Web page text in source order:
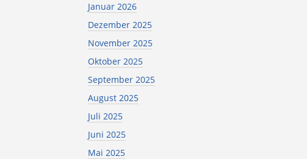
Januar 2026
Dezember 2025
November 2025
Oktober 2025
September 2025
August 2025
Juli 2025
Juni 2025
Mai 2025